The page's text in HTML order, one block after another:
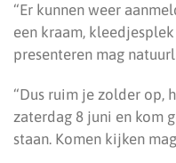
“Er kunnen weer
een kraam,
presenteren mag
“Dus ruim je zolder op,
zaterdag 8 juni en kom
staan. Komen kijken